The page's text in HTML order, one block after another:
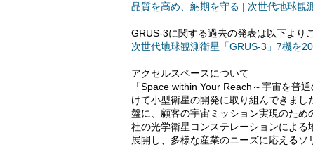
品質を高め、納期を守る | 次世代地球観
GRUS-3に関する過去の発表は以下より
次世代地球観測衛星「GRUS-3」7機を
アクセルスペースについて
「Space within Your Reach～宇宙を普
けて小型衛星の開発に取り組んできま
盤に、顧客の宇宙ミッション実現のた
社の光学衛星コンステレーションによ
展開し、多様な産業のニーズに応えるソ